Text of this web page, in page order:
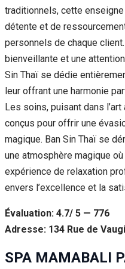
traditionnels, cette
détente et de
personnels de chaque
bienveillante et une
Sin Thaï se dédie
leur offrant une harmonie
Les soins, puisant dans
conçus pour offrir une
magique. Ban Sin Thaï se
une atmosphère magique
expérience de relaxation
envers l’excellence et la
Évaluation: 4.7/ 5 — 776
Adresse: 134 Rue de
SPA MAMABALI